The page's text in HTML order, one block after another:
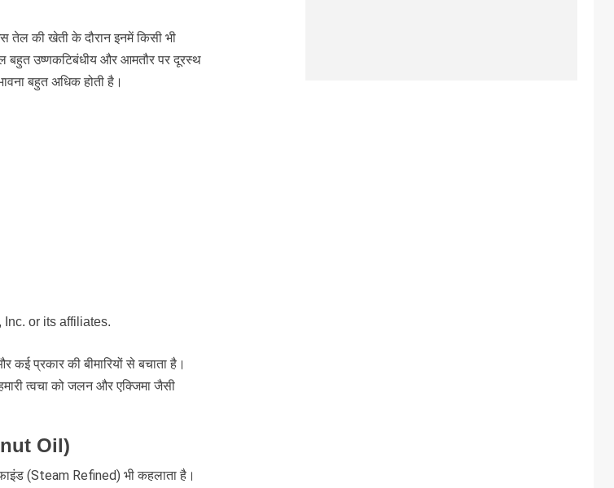
तेल की खेती के दौरान इनमें किसी भी
बहुत उष्णकटिबंधीय और आमतौर पर दूरस्थ
बहुत अधिक होती है।
or its affiliates.
प्रकार की बीमारियों से बचाता है।
त्वचा को जलन और एक्जिमा जैसी
Oil)
(Steam Refined) भी कहलाता है।